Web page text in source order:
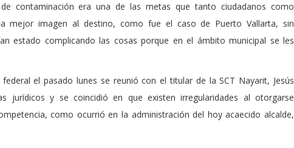
contaminación era una de las metas que tanto ciudadanos como
mejor imagen al destino, como fue el caso de Puerto Vallarta, sin
estado complicando las cosas porque en el ámbito municipal se les
el pasado lunes se reunió con el titular de la SCT Nayarit, Jesús
jurídicos y se coincidió en que existen irregularidades al otorgarse
como ocurrió en la administración del hoy acaecido alcalde,